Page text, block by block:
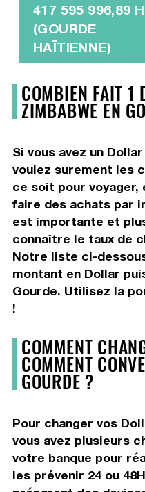
417 595 996,89
(GOURDE
HAÏTIENNE)
COMBIEN FAIT 1
ZIMBABWE EN
Si vous avez un
voulez surement les
ce soit pour voyager,
faire des achats par
est importante et
connaître le taux de
Notre liste ci-
montant en Dollar
Gourde. Utilisez la
!
COMMENT
COMMENT
GOURDE ?
Pour changer vos
vous avez plusieurs
votre banque pour
les prévenir 24 ou